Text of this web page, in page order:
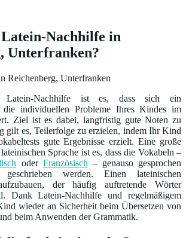
Nachhilfe in
Unterfranken?
Nachhilfe ist es, dass sich ein
die individuellen Probleme Ihres Kindes im
Ziel ist es dabei, langfristig gute Noten zu
gilt es, Teilerfolge zu erzielen, indem Ihr Kind
gute Ergebnisse erzielt. Eine große
Sprache ist es, dass die Vokabeln –
oder Französisch – genauso gesprochen
werden. Einen lateinischen
der häufig auftretende Wörter
Dank Latein-Nachhilfe und regelmäßigem
wieder an Sicherheit beim Übersetzen von
beim Anwenden der Grammatik.